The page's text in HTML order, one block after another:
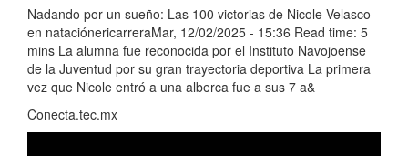
Nadando por un sueño: Las 100 victorias de Nicole Velasco
en nataciónericarreraMar, 12/02/2025 - 15:36 Read time: 5
mins La alumna fue reconocida por el Instituto Navojoense
de la Juventud por su gran trayectoria deportiva La primera
vez que Nicole entró a una alberca fue a sus 7 a&
Conecta.tec.mx